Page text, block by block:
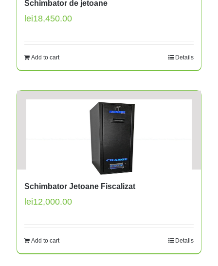
Schimbator de jetoane
lei18,450.00
Add to cart Details
Schimbator Jetoane Fiscalizat
lei12,000.00
Add to cart Details